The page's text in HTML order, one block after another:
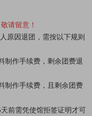
请留意！
原因退团，需按以下规则
制作手续费，剩余团费退
制作手续费，且剩余团费
前需凭使馆拒签证明才可